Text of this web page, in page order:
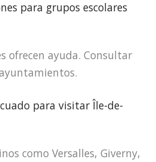
para grupos escolares
ofrecen ayuda. Consultar
para visitar Île-de-
como Versalles, Giverny,